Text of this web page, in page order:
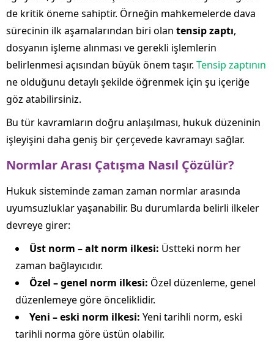
de kritik öneme sahiptir. Örneğin mahkemelerde dava
sürecinin ilk aşamalarından biri olan tensip zaptı,
dosyanın işleme alınması ve gerekli işlemlerin
belirlenmesi açısından büyük önem taşır. Tensip zaptının
ne olduğunu detaylı şekilde öğrenmek için şu içeriğe
göz atabilirsiniz.
Bu tür kavramların doğru anlaşılması, hukuk düzeninin
işleyişini daha geniş bir çerçevede kavramayı sağlar.
Normlar Arası Çatışma Nasıl Çözülür?
Hukuk sisteminde zaman zaman normlar arasında
uyumsuzluklar yaşanabilir. Bu durumlarda belirli ilkeler
devreye girer:
Üst norm – alt norm ilkesi: Üstteki norm her
zaman bağlayıcıdır.
Özel – genel norm ilkesi: Özel düzenleme, genel
düzenlemeye göre önceliklidir.
Yeni – eski norm ilkesi: Yeni tarihli norm, eski
tarihli norma göre üstün olabilir.